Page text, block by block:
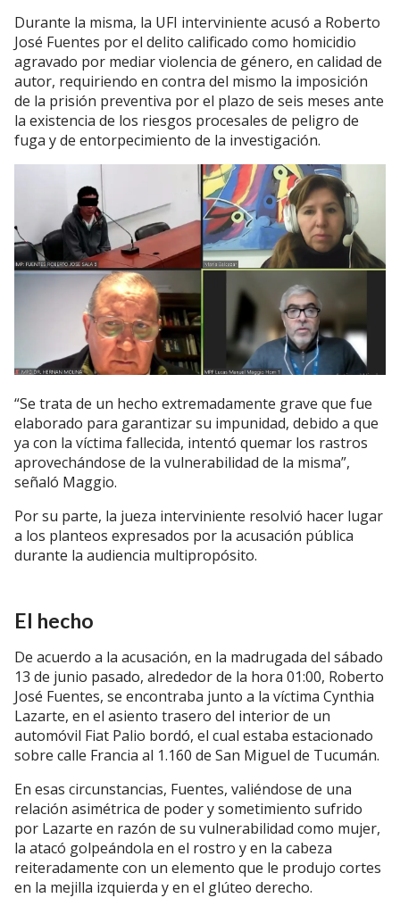
Durante la misma, la UFI interviniente acusó a Roberto
José Fuentes por el delito calificado como homicidio
agravado por mediar violencia de género, en calidad de
autor, requiriendo en contra del mismo la imposición
de la prisión preventiva por el plazo de seis meses ante
la existencia de los riesgos procesales de peligro de
fuga y de entorpecimiento de la investigación.
“Se trata de un hecho extremadamente grave que fue
elaborado para garantizar su impunidad, debido a que
ya con la víctima fallecida, intentó quemar los rastros
aprovechándose de la vulnerabilidad de la misma”,
señaló Maggio.
Por su parte, la jueza interviniente resolvió hacer lugar
a los planteos expresados por la acusación pública
durante la audiencia multipropósito.
El hecho
De acuerdo a la acusación, en la madrugada del sábado
13 de junio pasado, alrededor de la hora 01:00, Roberto
José Fuentes, se encontraba junto a la víctima Cynthia
Lazarte, en el asiento trasero del interior de un
automóvil Fiat Palio bordó, el cual estaba estacionado
sobre calle Francia al 1.160 de San Miguel de Tucumán.
En esas circunstancias, Fuentes, valiéndose de una
relación asimétrica de poder y sometimiento sufrido
por Lazarte en razón de su vulnerabilidad como mujer,
la atacó golpeándola en el rostro y en la cabeza
reiteradamente con un elemento que le produjo cortes
en la mejilla izquierda y en el glúteo derecho.